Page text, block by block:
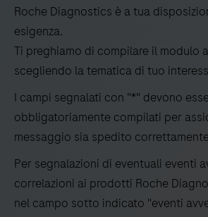
test
di
ricerca
NGS
integra
AVENIO
Surveillance
Kit
V2
Roche Diagnostics è a tua
esigenza.
Ti preghiamo di compilare il modulo
scegliendo la tematica di tuo
I campi segnalati con "*" devono
obbligatoriamente compilati per
messaggio sia spedito
Per segnalazioni di eventuali eventi
correlazioni ai prodotti Roche
nel campo sotto indicato "eventi